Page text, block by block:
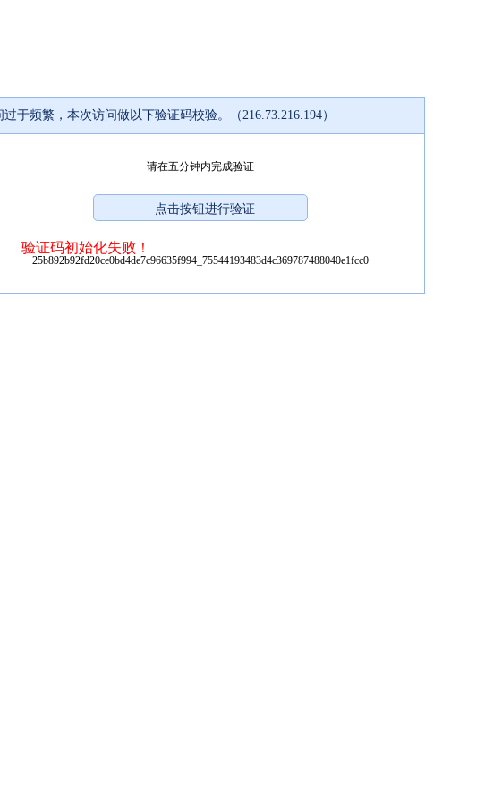
过于频繁，本次访问做以下验证码校验。（216.73.216.194）
请在五分钟内完成验证
验证码初始化失败！
25b892b92fd20ce0bd4de7c96635f994_75544193483d4c369787488040e1fcc0